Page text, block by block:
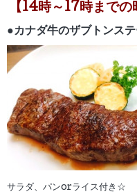
【14時～17時までの
●カナダ牛のザブトンス
サラダ、パンorライス付き☆